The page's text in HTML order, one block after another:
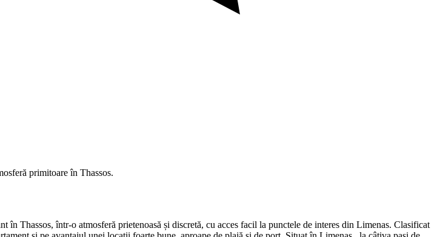
primitoare în Thassos.
Thassos, într-o atmosferă prietenoasă și discretă, cu acces facil la punctele de interes din Limenas. Clasificat